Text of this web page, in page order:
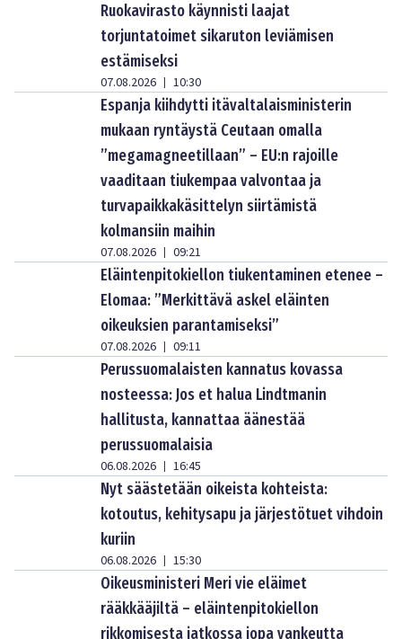
Ruokavirasto käynnisti laajat
torjuntatoimet sikaruton leviämisen
estämiseksi
07.08.2026 | 10:30
Espanja kiihdytti itävaltalaisministerin
mukaan ryntäystä Ceutaan omalla
”megamagneetillaan” – EU:n rajoille
vaaditaan tiukempaa valvontaa ja
turvapaikkakäsittelyn siirtämistä
kolmansiin maihin
07.08.2026 | 09:21
Eläintenpitokiellon tiukentaminen etenee –
Elomaa: ”Merkittävä askel eläinten
oikeuksien parantamiseksi”
07.08.2026 | 09:11
Perussuomalaisten kannatus kovassa
nosteessa: Jos et halua Lindtmanin
hallitusta, kannattaa äänestää
perussuomalaisia
06.08.2026 | 16:45
Nyt säästetään oikeista kohteista:
kotoutus, kehitysapu ja järjestötuet vihdoin
kuriin
06.08.2026 | 15:30
Oikeusministeri Meri vie eläimet
rääkkääjiltä – eläintenpitokiellon
rikkomisesta jatkossa jopa vankeutta